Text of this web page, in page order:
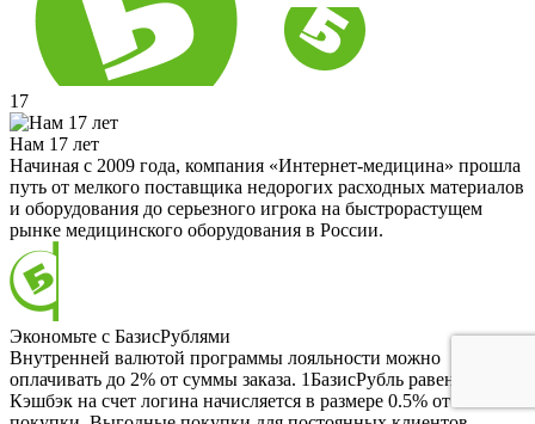
17
Нам 17 лет
Начиная с 2009 года, компания «Интернет-медицина» прошла
путь от мелкого поставщика недорогих расходных материалов
и оборудования до серьезного игрока на быстрорастущем
рынке медицинского оборудования в России.
Экономьте с БазисРублями
Внутренней валютой программы лояльности можно
оплачивать до 2% от суммы заказа. 1БазисРубль равен 1 RUB.
Кэшбэк на счет логина начисляется в размере 0.5% от